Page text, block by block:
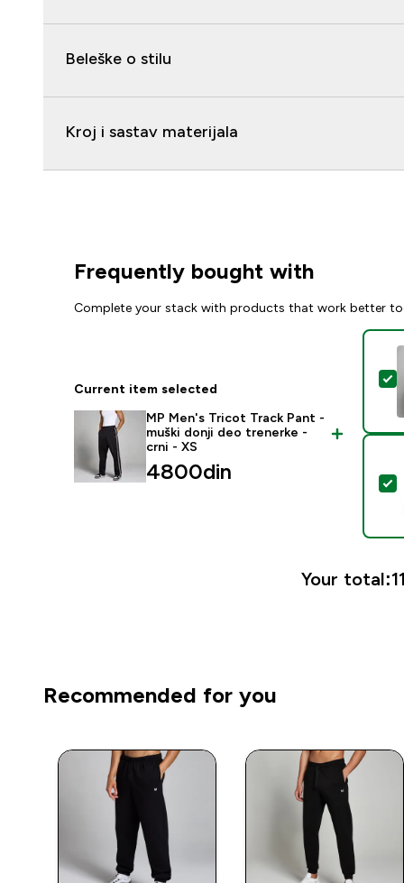
Beleške o stilu
Kroj i sastav materijala
Frequently bought with
Complete your stack with products that work better
Current item selected
MP Men's Tricot Track Pant -
muški donji deo trenerke -
crni - XS
4800din‎
Your total:
Recommended for you